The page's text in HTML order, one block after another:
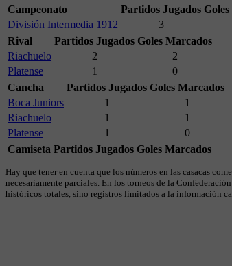
Campeonato
Partidos Jugados
División Intermedia 1912
3
Rival
Partidos Jugados Goles Marcados
Riachuelo
2
2
Platense
1
0
Cancha
Partidos Jugados Goles Marcados
Boca Juniors
1
1
Riachuelo
1
1
Platense
1
0
Camiseta Partidos Jugados Goles Marcados
Hay que tener en cuenta que los números en las casacas
necesariamente parciales. En los torneos de la
históricos totales, sino registros limitados a la información